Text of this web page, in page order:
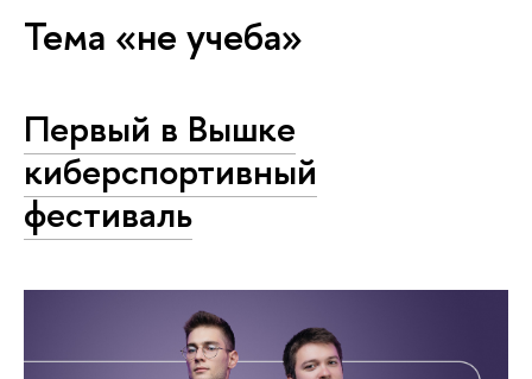
Тема «не учеба»
Первый в Вышке
киберспортивный
фестиваль